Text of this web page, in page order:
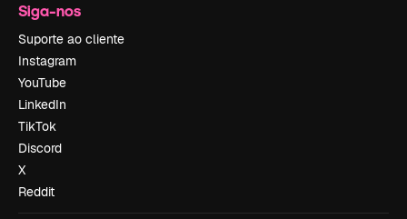
Siga-nos
Suporte ao cliente
Instagram
YouTube
LinkedIn
TikTok
Discord
X
Reddit